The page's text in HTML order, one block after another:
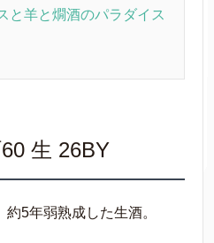
と羊と燗酒のパラダイス
生 26BY
約5年弱熟成した生酒。